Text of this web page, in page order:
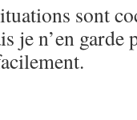
sont
je n’en garde